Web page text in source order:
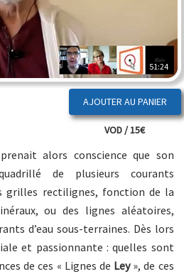
51:24
VOD / 15€
alors conscience que son
de plusieurs courants
grilles rectilignes, fonction de la
ou des lignes aléatoires,
d’eau sous-terraines. Dès lors
et passionnante : quelles sont
de ces « Lignes de Ley», de ces